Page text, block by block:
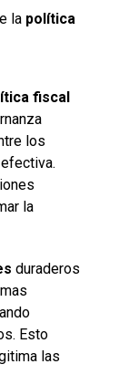
la política
fiscal
los
la
duraderos
Esto
las